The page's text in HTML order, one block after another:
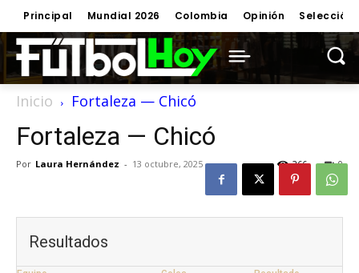
Principal Mundial 2026 Colombia Opinión Selección
Inicio Fortaleza — Chicó
Fortaleza — Chicó
Por Laura Hernández - 13 octubre, 2025 0
266
Resultados